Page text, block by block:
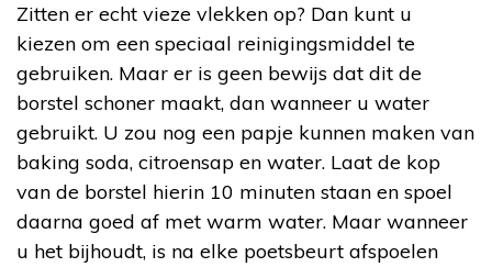
Zitten er echt vieze vlekken op? Dan kunt u
kiezen om een speciaal reinigingsmiddel te
gebruiken. Maar er is geen bewijs dat dit de
borstel schoner maakt, dan wanneer u water
gebruikt. U zou nog een papje kunnen maken van
baking soda, citroensap en water. Laat de kop
van de borstel hierin 10 minuten staan en spoel
daarna goed af met warm water. Maar wanneer
u het bijhoudt, is na elke poetsbeurt afspoelen